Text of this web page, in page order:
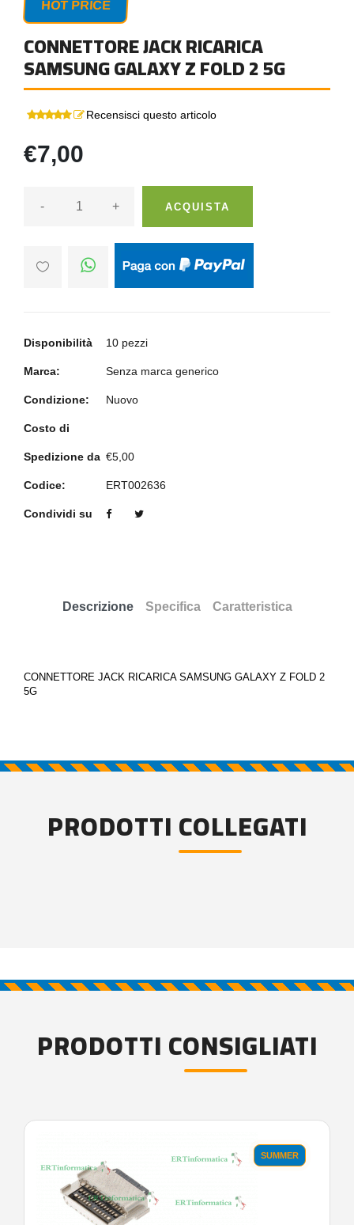
HOT PRICE
CONNETTORE JACK RICARICA
SAMSUNG GALAXY Z FOLD 2 5G
Recensisci questo articolo
€7,00
- + ACQUISTA
Disponibilità 10 pezzi
Marca: Senza marca generico
Condizione: Nuovo
Costo di
Spedizione da €5,00
Codice: ERT002636
Condividi su
Descrizione Specifica Caratteristica
CONNETTORE JACK RICARICA SAMSUNG GALAXY Z FOLD 2
5G
PRODOTTI COLLEGATI
PRODOTTI CONSIGLIATI
SUMMER